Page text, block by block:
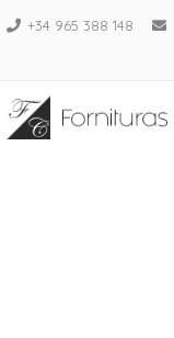
Saltar+34 965 388 148